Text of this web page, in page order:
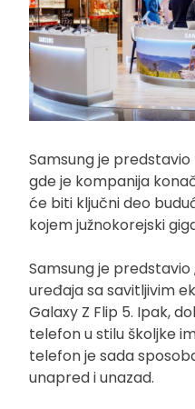
Samsung je
gde je kompanija
će biti ključni deo
kojem južnokorejski
Samsung je predstavio
uređaja sa savitljivim
Galaxy Z Flip 5. Ipak,
telefon u stilu školjke
telefon je sada
unapred i unazad.